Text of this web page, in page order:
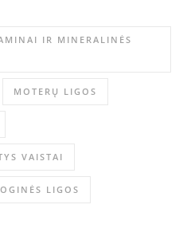
IR MINERALINĖS
MOTERŲ LIGOS
VAISTAI
LIGOS